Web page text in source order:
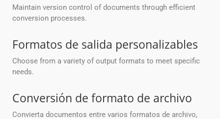
Maintain version control of documents through efficient
conversion processes.
Formatos de salida personalizables
Choose from a variety of output formats to meet specific
needs.
Conversión de formato de archivo
Convierta documentos entre varios formatos de archivo,